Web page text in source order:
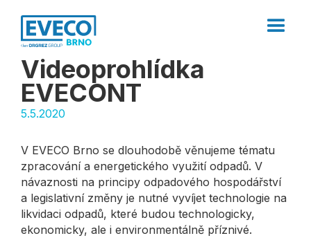
Videoprohlídka
EVECONT
5.5.2020
V EVECO Brno se dlouhodobě věnujeme tématu
zpracování a energetického využití odpadů. V
návaznosti na principy odpadového hospodářství
a legislativní změny je nutné vyvíjet technologie na
likvidaci odpadů, které budou technologicky,
ekonomicky, ale i environmentálně příznivé.